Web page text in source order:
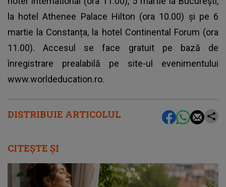
DISTRIBUIE ARTICOLUL
la hotel Athenee Palace Hilton (ora 10.00) și pe 6
martie la Constanța, la hotel Continental Forum (ora
11.00). Accesul se face gratuit pe bază de
înregistrare prealabilă pe site-ul evenimentului
www.worldeducation.ro.
CITEȘTE ȘI